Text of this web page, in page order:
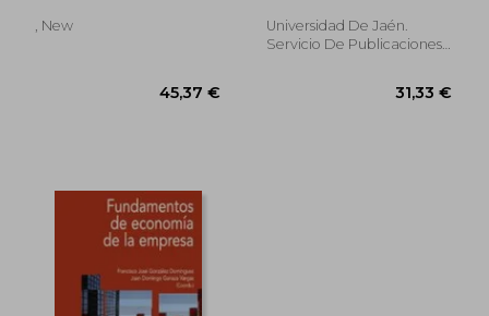
45,41 €
, New
de caña de azúcar
(Cooperación
Universidad De Jaén.
Servicio De Publicaciones.,